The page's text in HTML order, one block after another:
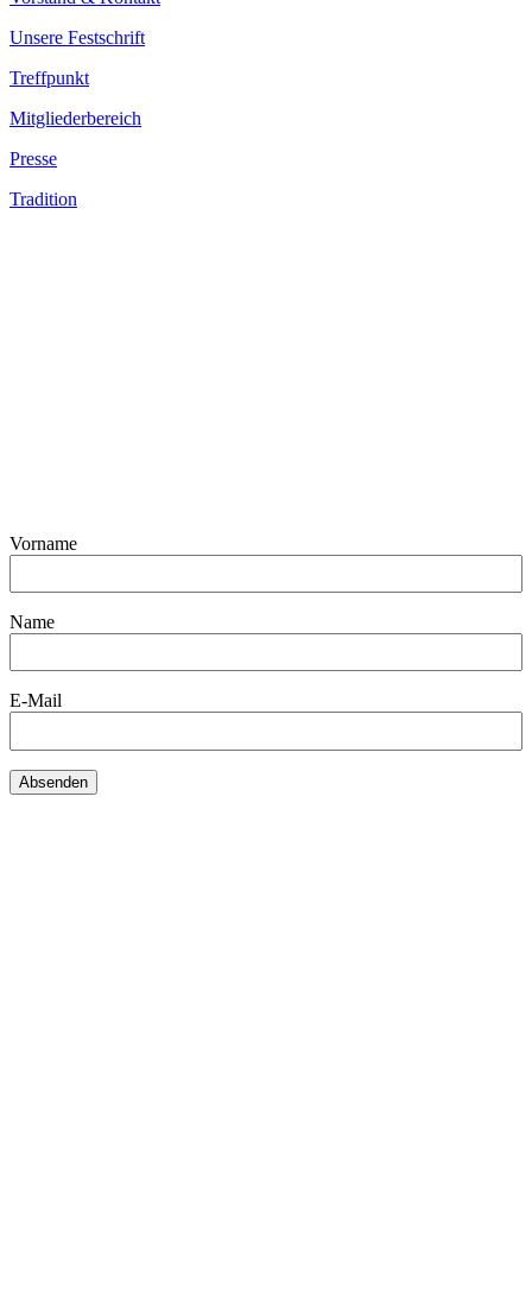
Unsere Festschrift
Treffpunkt
Mitgliederbereich
Presse
Tradition
Vorname
Name
E-Mail